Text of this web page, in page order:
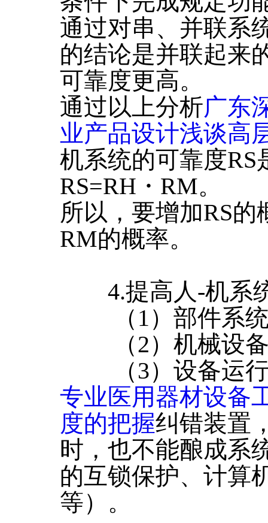
通过对串、并联系
的结论是并联起来
可靠度更高。
通过以上分析广东
业产品设计浅谈高
机系统的可靠度
RS=RH・RM。
所以，要增加RS
RM的概率。
4.提高人-机系
（1）部件系统
（2）机械设备
（3）设备运行
专业医用器材设备
度的把握纠错装置
时，也不能酿成系
的互锁保护、计算
等）。